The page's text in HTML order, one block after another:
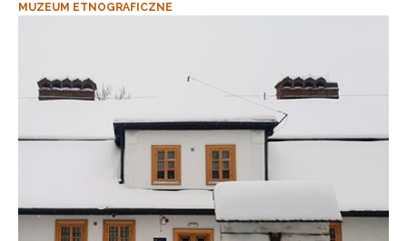
MUZEUM ETNOGRAFICZNE